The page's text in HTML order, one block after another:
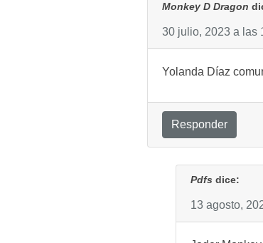
Monkey D Dragon
30 julio, 2023 a las
Yolanda Díaz
Responder
Pdfs dice:
13 agosto,